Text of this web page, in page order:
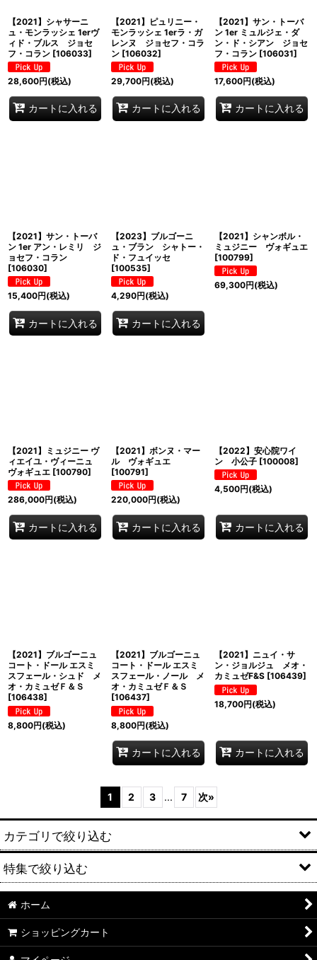
【2021】シャサーニ
ュ・モンラッシェ 1erヴ
ィド・ブルス ジョセ
フ・コラン [106033]
28,600円(税込)
カートに入れる
【2021】ピュリニー・
モンラッシェ 1erラ・ガ
レンヌ ジョセフ・コラ
ン [106032]
29,700円(税込)
カートに入れる
【2021】サン・トーバ
ン 1er ミュルジェ・ダ
ン・ド・シアン ジョセ
フ・コラン [106031]
17,600円(税込)
カートに入れる
【2021】サン・トーバ
ン 1er アン・レミリ ジ
ョセフ・コラン
[106030]
15,400円(税込)
カートに入れる
【2023】ブルゴーニ
ュ・ブラン シャトー・
ド・フュイッセ
[100535]
4,290円(税込)
カートに入れる
【2021】シャンボル・
ミュジニー ヴォギュエ
[100799]
69,300円(税込)
【2021】ミュジニー ヴ
ィエイユ・ヴィーニュ
ヴォギュエ [100790]
286,000円(税込)
カートに入れる
【2021】ボンヌ・マー
ル ヴォギュエ
[100791]
220,000円(税込)
カートに入れる
【2022】安心院ワイ
ン 小公子 [100008]
4,500円(税込)
カートに入れる
【2021】ブルゴーニュ
コート・ドール エスミ
スフェール・シュド メ
オ・カミュゼＦ＆Ｓ
[106438]
8,800円(税込)
【2021】ブルゴーニュ
コート・ドール エスミ
スフェール・ノール メ
オ・カミュゼＦ＆Ｓ
[106437]
8,800円(税込)
カートに入れる
【2021】ニュイ・サ
ン・ジョルジュ メオ・
カミュゼF&S [106439]
18,700円(税込)
カートに入れる
1 2 3 ... 7 次»
カテゴリで絞り込む
厳撰飲み比べセット
兼八（かねはち）セット商品
兼八（かねはち）ギフトセット
特集で絞り込む
麦焼酎
米焼酎
ホーム
ショッピングカート